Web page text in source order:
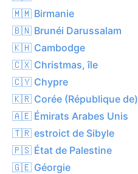
🇲🇲 Birmanie
🇧🇳 Brunéi Darussalam
🇰🇭 Cambodge
🇨🇽 Christmas, île
🇨🇾 Chypre
🇰🇷 Corée (République de)
🇦🇪 Émirats Arabes Unis
🇹🇷 estroict de Sibyle
🇵🇸 État de Palestine
🇬🇪 Géorgie